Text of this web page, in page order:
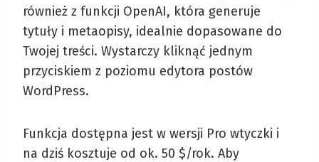
również z funkcji OpenAI, która generuje
tytuły i metaopisy, idealnie dopasowane do
Twojej treści. Wystarczy kliknąć jednym
przyciskiem z poziomu edytora postów
WordPress.
Funkcja dostępna jest w wersji Pro wtyczki i
na dziś kosztuje od ok. 50 $/rok. Aby